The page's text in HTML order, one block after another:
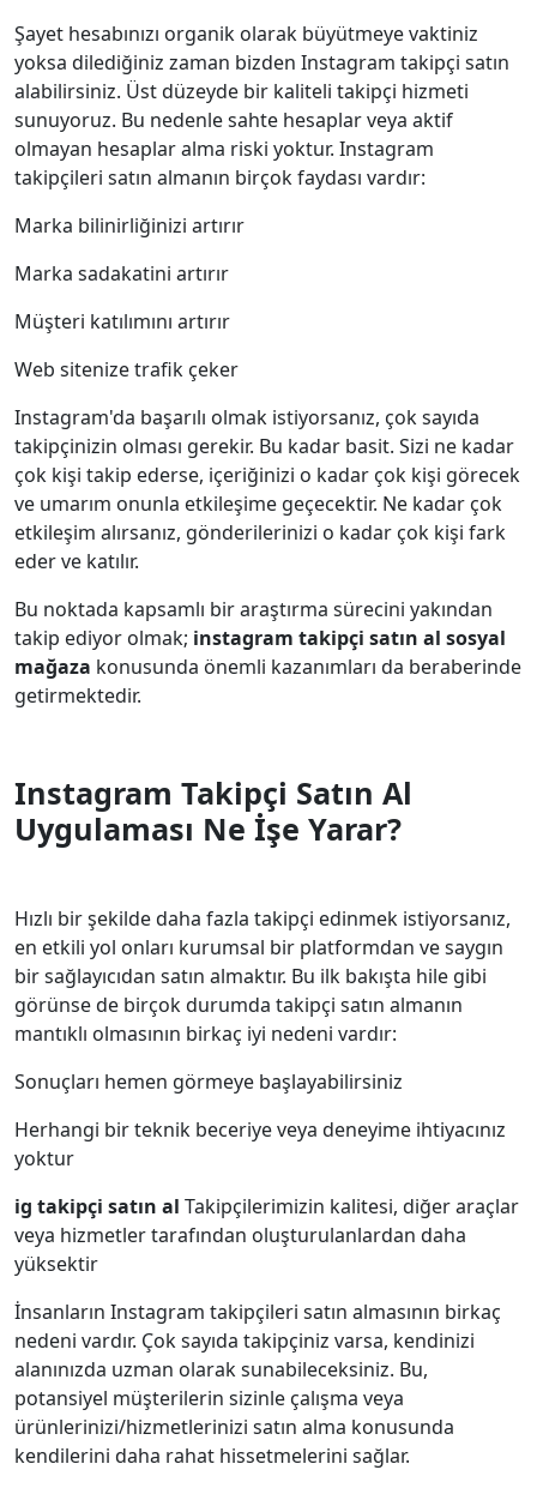
Şayet hesabınızı organik olarak büyütmeye vaktiniz
yoksa dilediğiniz zaman bizden Instagram takipçi satın
alabilirsiniz. Üst düzeyde bir kaliteli takipçi hizmeti
sunuyoruz. Bu nedenle sahte hesaplar veya aktif
olmayan hesaplar alma riski yoktur. Instagram
takipçileri satın almanın birçok faydası vardır:
Marka bilinirliğinizi artırır
Marka sadakatini artırır
Müşteri katılımını artırır
Web sitenize trafik çeker
Instagram'da başarılı olmak istiyorsanız, çok sayıda
takipçinizin olması gerekir. Bu kadar basit. Sizi ne kadar
çok kişi takip ederse, içeriğinizi o kadar çok kişi görecek
ve umarım onunla etkileşime geçecektir. Ne kadar çok
etkileşim alırsanız, gönderilerinizi o kadar çok kişi fark
eder ve katılır.
Bu noktada kapsamlı bir araştırma sürecini yakından
takip ediyor olmak; instagram takipçi satın al sosyal
mağaza konusunda önemli kazanımları da beraberinde
getirmektedir.
Instagram Takipçi Satın Al
Uygulaması Ne İşe Yarar?
Hızlı bir şekilde daha fazla takipçi edinmek istiyorsanız,
en etkili yol onları kurumsal bir platformdan ve saygın
bir sağlayıcıdan satın almaktır. Bu ilk bakışta hile gibi
görünse de birçok durumda takipçi satın almanın
mantıklı olmasının birkaç iyi nedeni vardır:
Sonuçları hemen görmeye başlayabilirsiniz
Herhangi bir teknik beceriye veya deneyime ihtiyacınız
yoktur
ig takipçi satın al Takipçilerimizin kalitesi, diğer araçlar
veya hizmetler tarafından oluşturulanlardan daha
yüksektir
İnsanların Instagram takipçileri satın almasının birkaç
nedeni vardır. Çok sayıda takipçiniz varsa, kendinizi
alanınızda uzman olarak sunabileceksiniz. Bu,
potansiyel müşterilerin sizinle çalışma veya
ürünlerinizi/hizmetlerinizi satın alma konusunda
kendilerini daha rahat hissetmelerini sağlar.